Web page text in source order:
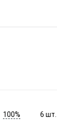
100% 6 шт.